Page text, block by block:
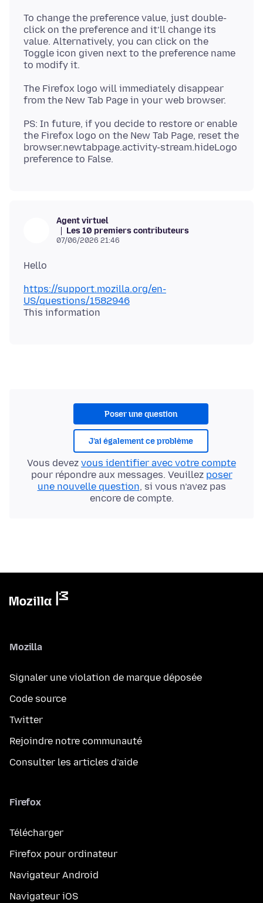
To change the preference value, just double-
click on the preference and it’ll change its
value. Alternatively, you can click on the
Toggle icon given next to the preference name
The Firefox logo will immediately disappear
PS: In future, if you decide to restore or enable
the Firefox logo on the New Tab Page, reset the
browser.newtabpage.activity-stream.hideLogo
Agent virtuel
Les 10 premiers contributeurs
07/06/2026 21:46
https://support.mozilla.org/en-
US/questions/1582946
Poser une question
J’ai également ce problème
Vous devez vous identifier avec votre compte
pour répondre aux messages. Veuillez poser
une nouvelle question, si vous n’avez pas
encore de compte.
Mozilla
Signaler une violation de marque déposée
Code source
Twitter
Rejoindre notre communauté
Consulter les articles d’aide
Firefox
Télécharger
Firefox pour ordinateur
Navigateur Android
Navigateur iOS